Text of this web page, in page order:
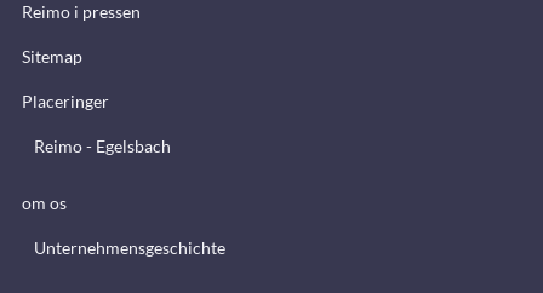
Reimo i pressen
Sitemap
Placeringer
Reimo - Egelsbach
om os
Unternehmensgeschichte